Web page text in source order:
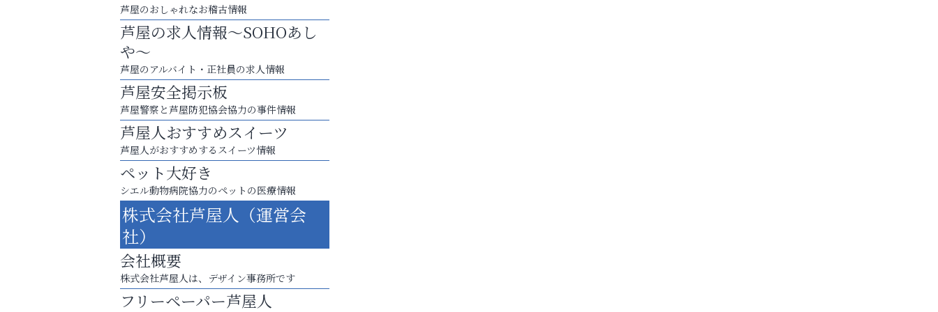
梅雨でカビが繁殖する前に！
エアコン掃除は“今”が最適
トレファク出張買取
芦屋のおしゃれなお稽古情報
芦屋の求人情報～SOHOあし
や～
芦屋のアルバイト・正社員の求人情報
芦屋安全掲示板
芦屋警察と芦屋防犯協会協力の事件情報
芦屋人おすすめスイーツ
芦屋人がおすすめするスイーツ情報
ペット大好き
シエル動物病院協力のペットの医療情報
株式会社芦屋人（運営会
社）
会社概要
株式会社芦屋人は、デザイン事務所です
フリーペーパー芦屋人